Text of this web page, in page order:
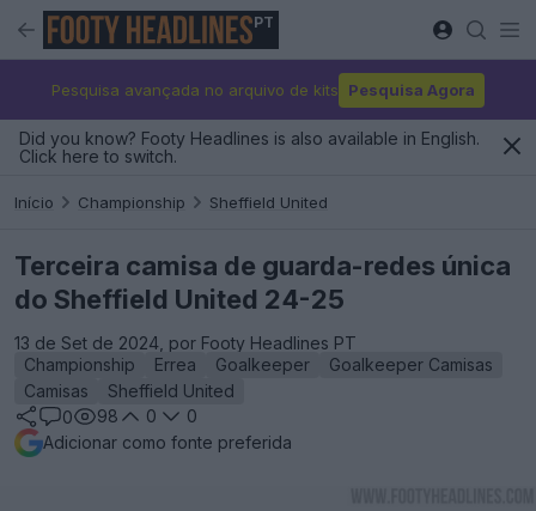
PT
Pesquisa avançada no arquivo de kits Pesquisa Agora
Did you know? Footy Headlines is also available in English.
Click here to switch.
Início Championship Sheffield United
Terceira camisa de guarda-redes única
do Sheffield United 24-25
13 de Set de 2024, por Footy Headlines PT
Championship
Errea Goalkeeper
Goalkeeper Camisas
Camisas
Sheffield United
0
98 0
0
Adicionar como fonte preferida